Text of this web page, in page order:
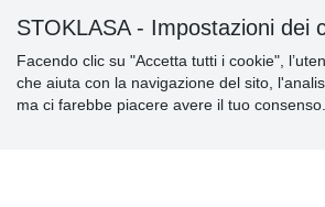
STOKLASA - Impostazioni dei
Facendo clic su "Accetta tutti i cookie",
che aiuta con la navigazione del sito,
ma ci farebbe piacere avere il tuo consenso.